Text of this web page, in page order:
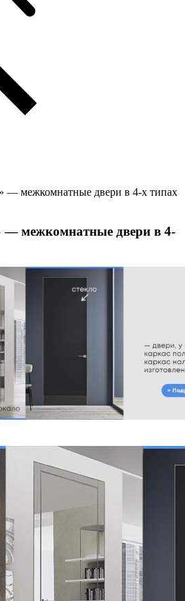
— межкомнатные двери в 4-х типах
— межкомнатные двери в 4-